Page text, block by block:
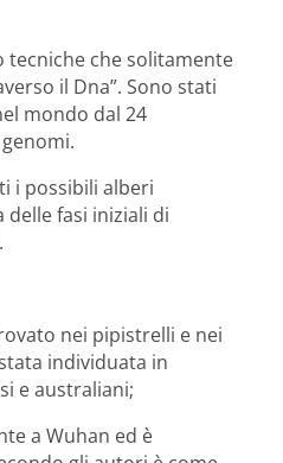
tecniche che solitamente
il Dna”. Sono stati
mondo dal 24
i possibili alberi
fasi iniziali di
nei pipistrelli e nei
individuata in
e australiani;
a Wuhan ed è